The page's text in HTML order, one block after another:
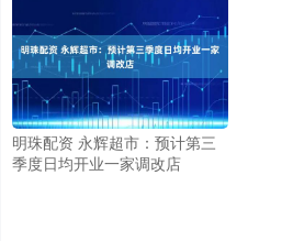
明珠配资 永辉超市：预计第三
季度日均开业一家调改店